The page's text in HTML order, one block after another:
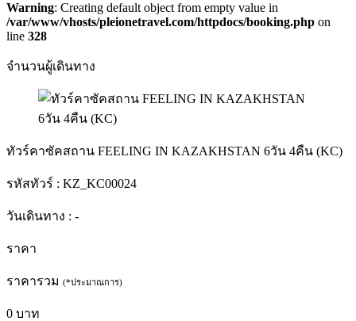
Warning: Creating default object from empty value in
/var/www/vhosts/pleionetravel.com/httpdocs/booking.php on
line 328
จำนวนผู้เดินทาง
ทัวร์คาซัคสถาน FEELING IN KAZAKHSTAN 6วัน 4คืน (KC)
รหัสทัวร์ : KZ_KC00024
วันเดินทาง : -
ราคา
ราคารวม (*ประมาณการ)
0 บาท